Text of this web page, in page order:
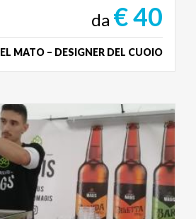
da € 40
EL MATO – DESIGNER DEL CUOIO